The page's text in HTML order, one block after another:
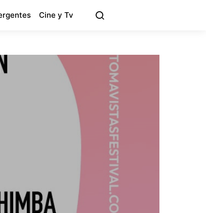
Cine y Tv